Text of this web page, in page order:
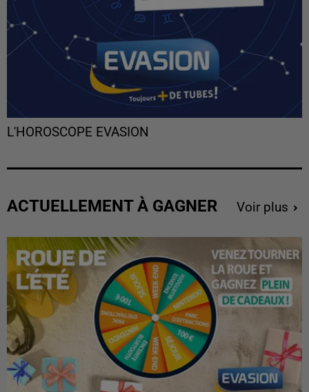
L'HOROSCOPE EVASION
ACTUELLEMENT À GAGNER Voir plus